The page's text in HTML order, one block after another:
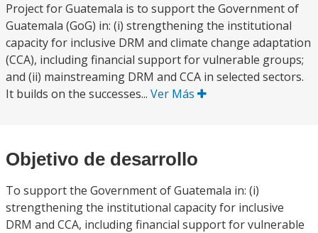
Project for Guatemala is to support the Government of
Guatemala (GoG) in: (i) strengthening the institutional
capacity for inclusive DRM and climate change adaptation
(CCA), including financial support for vulnerable groups;
and (ii) mainstreaming DRM and CCA in selected sectors.
It builds on the successes... Ver Más
Objetivo de desarrollo
To support the Government of Guatemala in: (i)
strengthening the institutional capacity for inclusive
DRM and CCA, including financial support for vulnerable